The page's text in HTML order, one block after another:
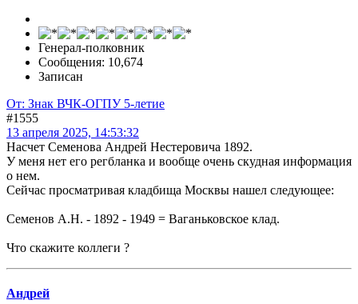
Генерал-полковник
Сообщения: 10,674
Записан
От: Знак ВЧК-ОГПУ 5-летие
#1555
13 апреля 2025, 14:53:32
Насчет Семенова Андрей Нестеровича 1892.
У меня нет его регбланка и вообще очень скудная информация
о нем.
Сейчас просматривая кладбища Москвы нашел следующее:
Семенов А.Н. - 1892 - 1949 = Ваганьковское клад.
Что скажите коллеги ?
Андрей